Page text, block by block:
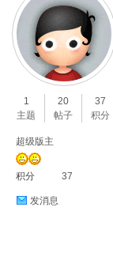
1
主题
20
帖子
37
积分
超级版主
积分 37
发消息